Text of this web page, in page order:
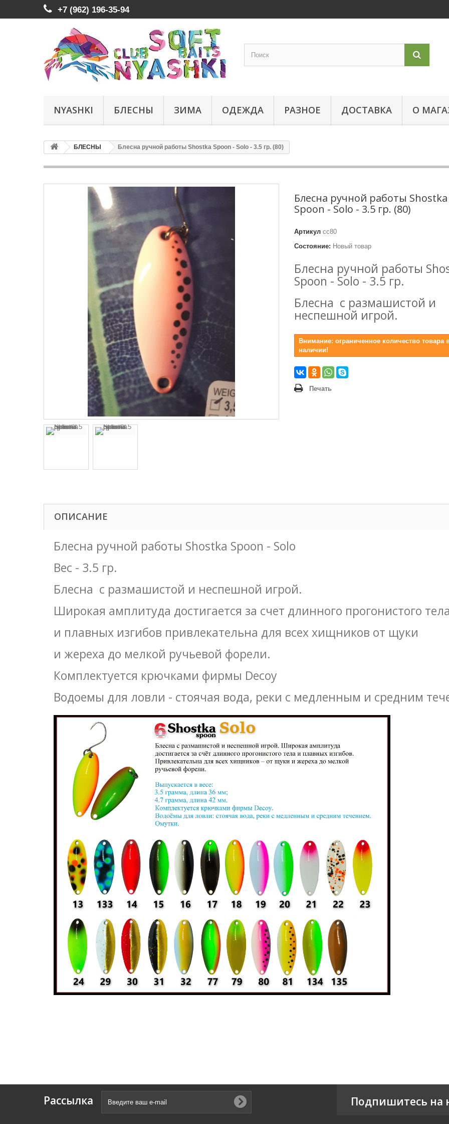
+7 (962) 196-35-94
NYASHKI БЛЕСНЫ ЗИМА ОДЕЖДА РАЗНОЕ ДОСТАВКА О
БЛЕСНЫ Блесна ручной работы Shostka Spoon - Solo - 3.5 гр. (80)
Блесна ручной работы Shostka
Spoon - Solo - 3.5 гр. (80)
Артикул сc80
Состояние: Новый товар
Блесна ручной работы
Spoon - Solo - 3.5 гр.
Блесна с размашистой и
неспешной игрой.
Внимание: ограниченное количество товара
наличии!
Печать
ОПИСАНИЕ
Блесна ручной работы Shostka Spoon - Solo
Вес - 3.5 гр.
Блесна с размашистой и неспешной игрой.
Широкая амплитуда достигается за счет длинного прогонистого
и плавных изгибов привлекательна для всех хищников от щуки
и жереха до мелкой ручьевой форели.
Комплектуется крючками фирмы Decoy
Водоемы для ловли - стоячая вода, реки с медленным и средним
Рассылка Подпишитесь на